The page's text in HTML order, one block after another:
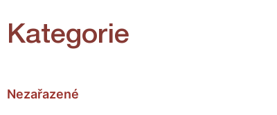
Kategorie
Nezařazené